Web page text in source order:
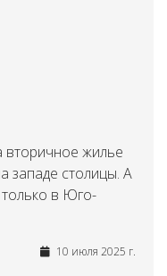
вторичное жилье
западе столицы. А
в Юго-
10 июля 2025 г.